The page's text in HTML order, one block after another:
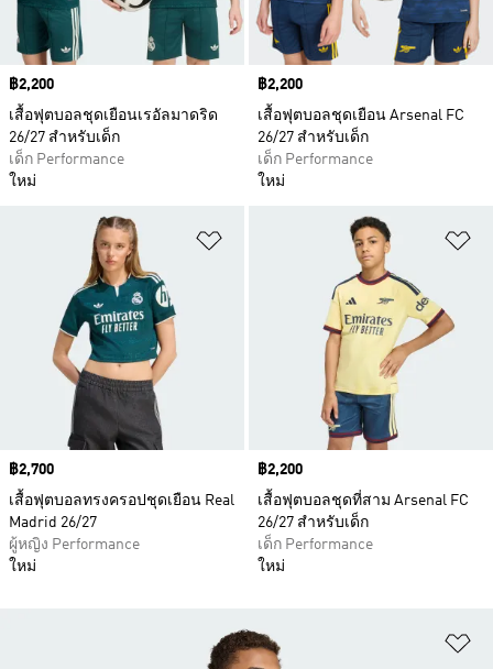
Price
฿2,200
เสื้อฟุตบอลชุดเยือนเรอัลมาดริด
26/27 สำหรับเด็ก
เด็ก Performance
ใหม่
Price
฿2,200
เสื้อฟุตบอลชุดเยือน Arsenal FC
26/27 สำหรับเด็ก
เด็ก Performance
ใหม่
เพิ่มไปยังรายการสินค้าโปรด
Price
฿2,700
เสื้อฟุตบอลทรงครอปชุดเยือน Real
Madrid 26/27
ผู้หญิง Performance
ใหม่
Price
฿2,200
เสื้อฟุตบอลชุดที่สาม Arsenal FC
26/27 สำหรับเด็ก
เด็ก Performance
ใหม่